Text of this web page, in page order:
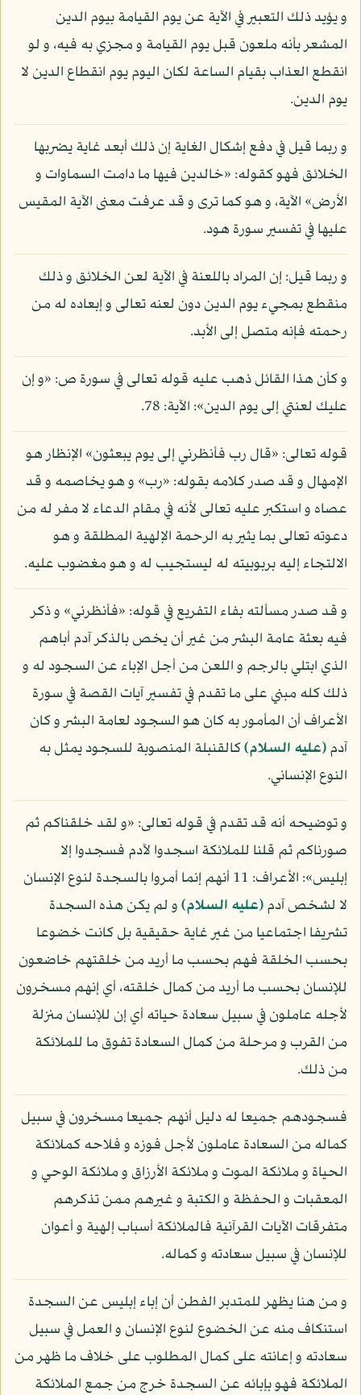
و يؤيد ذلك التعبير في الآية عن يوم القيامة بيوم الدين
المشعر بأنه ملعون قبل يوم القيامة و مجزي به فيه، و لو
انقطع العذاب بقيام الساعة لكان اليوم يوم انقطاع الدين لا
يوم الدين.
و ربما قيل في دفع إشكال الغاية إن ذلك أبعد غاية يضربها
الخلائق فهو كقوله: «خالدين فيها ما دامت السماوات و
الأرض» الآية، و هو كما ترى و قد عرفت معنى الآية المقيس
عليها في تفسير سورة هود.
و ربما قيل: إن المراد باللعنة في الآية لعن الخلائق و ذلك
منقطع بمجيء يوم الدين دون لعنه تعالى و إبعاده له من
رحمته فإنه متصل إلى الأبد.
و كأن هذا القائل ذهب عليه قوله تعالى في سورة ص: «و إن
عليك لعنتي إلى يوم الدين»: الآية: 78.
قوله تعالى: «قال رب فأنظرني إلى يوم يبعثون» الإنظار هو
الإمهال و قد صدر كلامه بقوله: «رب» و هو يخاصمه و قد
عصاه و استكبر عليه تعالى لأنه في مقام الدعاء لا مفر له من
دعوته تعالى بما يثير به الرحمة الإلهية المطلقة و هو
الالتجاء إليه بربوبيته له ليستجيب له و هو مغضوب عليه.
و قد صدر مسألته بفاء التفريع في قوله: «فأنظرني» و ذكر
فيه بعثة عامة البشر من غير أن يخص بالذكر آدم أباهم
الذي ابتلي بالرجم و اللعن من أجل الإباء عن السجود له و
ذلك كله مبني على ما تقدم في تفسير آيات القصة في سورة
الأعراف أن المأمور به كان هو السجود لعامة البشر و كان
آدم(عليه السلام)كالقنبلة المنصوبة للسجود يمثل به
النوع الإنساني.
و توضيحه أنه قد تقدم في قوله تعالى: «و لقد خلقناكم ثم
صورناكم ثم قلنا للملائكة اسجدوا لآدم فسجدوا إلا
إبليس»: الأعراف: 11 أنهم إنما أمروا بالسجدة لنوع الإنسان
لا لشخص آدم(عليه السلام)و لم يكن هذه السجدة
تشريفا اجتماعيا من غير غاية حقيقية بل كانت خضوعا
بحسب الخلقة فهم بحسب ما أريد من خلقتهم خاضعون
للإنسان بحسب ما أريد من كمال خلقته، أي إنهم مسخرون
لأجله عاملون في سبيل سعادة حياته أي إن للإنسان منزلة
من القرب و مرحلة من كمال السعادة تفوق ما للملائكة
من ذلك.
فسجودهم جميعا له دليل أنهم جميعا مسخرون في سبيل
كماله من السعادة عاملون لأجل فوزه و فلاحه كملائكة
الحياة و ملائكة الموت و ملائكة الأرزاق و ملائكة الوحي و
المعقبات و الحفظة و الكتبة و غيرهم ممن تذكرهم
متفرقات الآيات القرآنية فالملائكة أسباب إلهية و أعوان
للإنسان في سبيل سعادته و كماله.
و من هنا يظهر للمتدبر الفطن أن إباء إبليس عن السجدة
استنكاف منه عن الخضوع لنوع الإنسان و العمل في سبيل
سعادته و إعانته على كمال المطلوب على خلاف ما ظهر من
الملائكة فهو بإبائه عن السجدة خرج من جمع الملائكة